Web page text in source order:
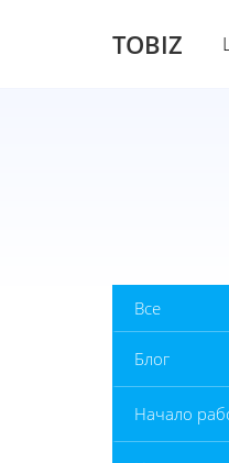
TOBIZ
Все
Блог
Начало